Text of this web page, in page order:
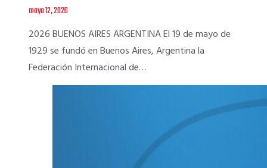
mayo 12, 2026
2026 BUENOS AIRES ARGENTINA El 19 de mayo de
1929 se fundó en Buenos Aires, Argentina la
Federación Internacional de…